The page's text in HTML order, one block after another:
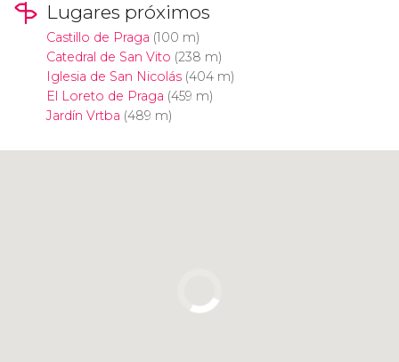
Lugares próximos
Castillo de Praga (100 m)
Catedral de San Vito (238 m)
Iglesia de San Nicolás(404 m)
El Loreto de Praga (459 m)
Jardín Vrtba (489 m)